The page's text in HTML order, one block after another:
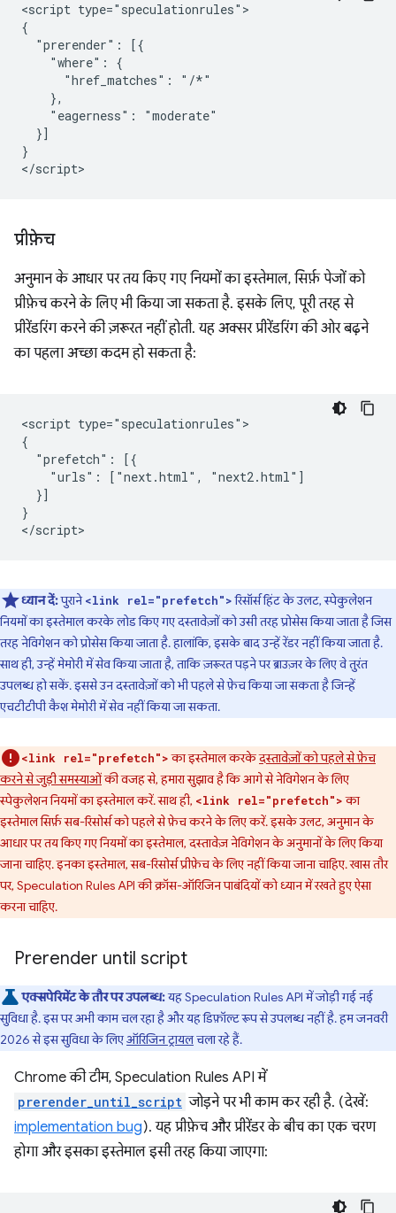
<script type="speculationrules">
{
  "prerender": [{
    "where": {
      "href_matches": "/*"
    },
    "eagerness": "moderate"
  }]
}
प्रीफ़ेच
अनुमान के आधार पर तय किए गए नियमों का इस्तेमाल, सिर्फ़ पेजों को
प्रीफ़ेच करने के लिए भी किया जा सकता है. इसके लिए, पूरी तरह से
प्रीरेंडरिंग करने की ज़रूरत नहीं होती. यह अक्सर प्रीरेंडरिंग की ओर बढ़ने
का पहला अच्छा कदम हो सकता है:
<script type="speculationrules">
{
  "prefetch": [{
    "urls": ["next.html", "next2.html"]
  }]
}
ध्यान दें:पुराने<link rel="prefetch">रिसॉर्स हिंट के उलट, स्पेकुलेशन
नियमों का इस्तेमाल करके लोड किए गए दस्तावेज़ों को उसी तरह प्रोसेस किया जाता है जिस
तरह नेविगेशन को प्रोसेस किया जाता है. हालांकि, इसके बाद उन्हें रेंडर नहीं किया जाता है.
साथ ही, उन्हें मेमोरी में सेव किया जाता है, ताकि ज़रूरत पड़ने पर ब्राउज़र के लिए वे तुरंत
उपलब्ध हो सकें. इससे उन दस्तावेज़ों को भी पहले से फ़ेच किया जा सकता है जिन्हें
एचटीटीपी कैश मेमोरी में सेव नहीं किया जा सकता.
<link rel="prefetch">का इस्तेमाल करकेदस्तावेज़ों को पहले से फ़ेच
करने से जुड़ी समस्याओंकी वजह से, हमारा सुझाव है कि आगे से नेविगेशन के लिए
स्पेकुलेशन नियमों का इस्तेमाल करें. साथ ही, <link rel="prefetch">का
इस्तेमाल सिर्फ़ सब-रिसोर्स को पहले से फ़ेच करने के लिए करें. इसके उलट, अनुमान के
आधार पर तय किए गए नियमों का इस्तेमाल, दस्तावेज़ नेविगेशन के अनुमानों के लिए किया
जाना चाहिए. इनका इस्तेमाल, सब-रिसोर्स प्रीफ़ेच के लिए नहीं किया जाना चाहिए. खास तौर
पर, Speculation Rules API की क्रॉस-ऑरिजिन पाबंदियों को ध्यान में रखते हुए ऐसा
करना चाहिए.
Prerender until script
एक्सपेरिमेंट के तौर पर उपलब्ध:यह Speculation Rules API में जोड़ी गई नई
सुविधा है. इस पर अभी काम चल रहा है और यह डिफ़ॉल्ट रूप से उपलब्ध नहीं है. हम जनवरी
2026 से इस सुविधा के लिएऑरिजिन ट्रायलचला रहे हैं.
Chrome की टीम, Speculation Rules API में
prerender_until_script जोड़ने पर भी काम कर रही है. (देखें:
implementation bug). यह प्रीफ़ेच और प्रीरेंडर के बीच का एक चरण
होगा और इसका इस्तेमाल इसी तरह किया जाएगा: